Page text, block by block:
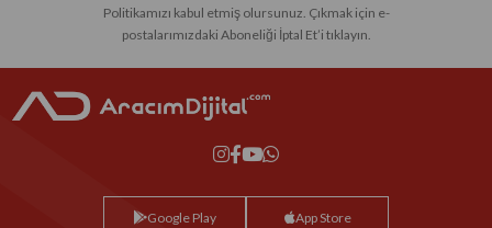
Politikamızı kabul etmiş olursunuz. Çıkmak için e-
postalarımızdaki Aboneliği İptal Et’i tıklayın.
Google Play App Store